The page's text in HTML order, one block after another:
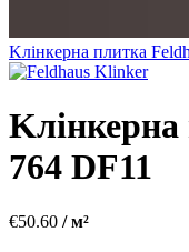
Kлінкерна плитка
764 DF11
€50.60 / м²